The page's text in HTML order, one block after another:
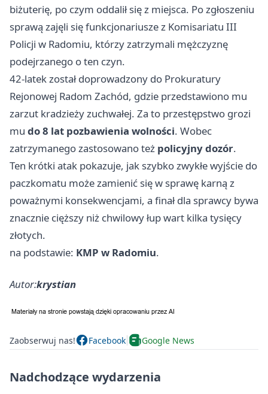
biżuterię, po czym oddalił się z miejsca. Po zgłoszeniu
sprawą zajęli się funkcjonariusze z Komisariatu III
Policji w Radomiu, którzy zatrzymali mężczyznę
podejrzanego o ten czyn.
42-latek został doprowadzony do Prokuratury
Rejonowej Radom Zachód, gdzie przedstawiono mu
zarzut kradzieży zuchwałej. Za to przestępstwo grozi
mu do 8 lat pozbawienia wolności. Wobec
zatrzymanego zastosowano też policyjny dozór.
Ten krótki atak pokazuje, jak szybko zwykłe wyjście do
paczkomatu może zamienić się w sprawę karną z
poważnymi konsekwencjami, a finał dla sprawcy bywa
znacznie cięższy niż chwilowy łup wart kilka tysięcy
złotych.
na podstawie: KMP w Radomiu.
Autor:krystian
Zaobserwuj nas! Facebook Google News
Nadchodzące wydarzenia